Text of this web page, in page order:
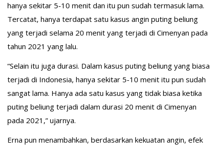
hanya sekitar 5-10 menit dan itu pun sudah termasuk lama.
Tercatat, hanya terdapat satu kasus angin puting beliung
yang terjadi selama 20 menit yang terjadi di Cimenyan pada
tahun 2021 yang lalu.
“Selain itu juga durasi. Dalam kasus puting beliung yang biasa
terjadi di Indonesia, hanya sekitar 5-10 menit itu pun sudah
sangat lama. Hanya ada satu kasus yang tidak biasa ketika
puting beliung terjadi dalam durasi 20 menit di Cimenyan
pada 2021,” ujarnya.
Erna pun menambahkan, berdasarkan kekuatan angin, efek